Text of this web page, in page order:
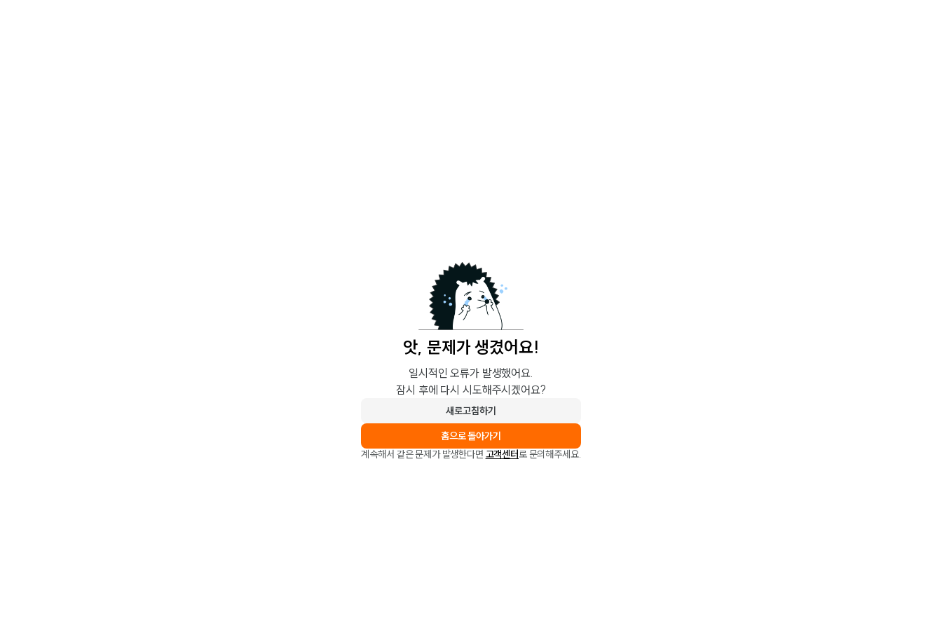
앗, 문제가 생겼어요!
일시적인 오류가 발생했어요.
잠시 후에 다시 시도해주시겠어요?
새로고침하기
홈으로 돌아가기
계속해서 같은 문제가 발생한다면 고객센터로 문의해주세요.